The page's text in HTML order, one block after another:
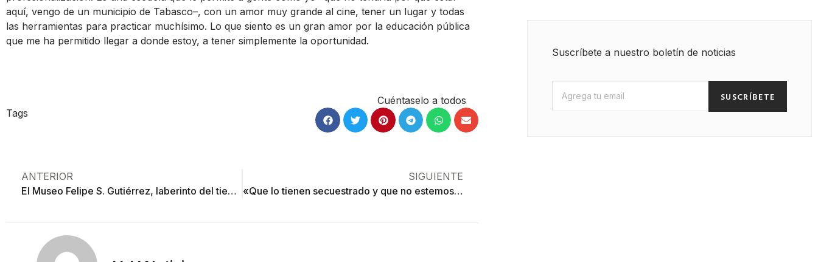
aquí, vengo de un municipio de Tabasco–, con un amor muy grande al cine, tener un lugar y todas
las herramientas para practicar muchísimo. Lo que siento es un gran amor por la educación pública
que me ha permitido llegar a donde estoy, a tener simplemente la oportunidad.
Tags
Cuéntaselo a todos
ANTERIOR
El Museo Felipe S. Gutiérrez, laberinto del tiempo
SIGUIENTE
«Que lo tienen secuestrado y que no estemos publicando»
Suscríbete a nuestro boletín de noticias
SUSCRÍBETE